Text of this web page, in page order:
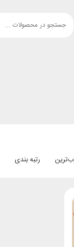
رتبه بندی